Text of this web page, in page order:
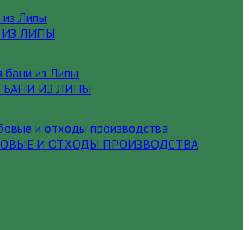
ЛИПЫ
ИЗ ЛИПЫ
И ОТХОДЫ ПРОИЗВОДСТВА